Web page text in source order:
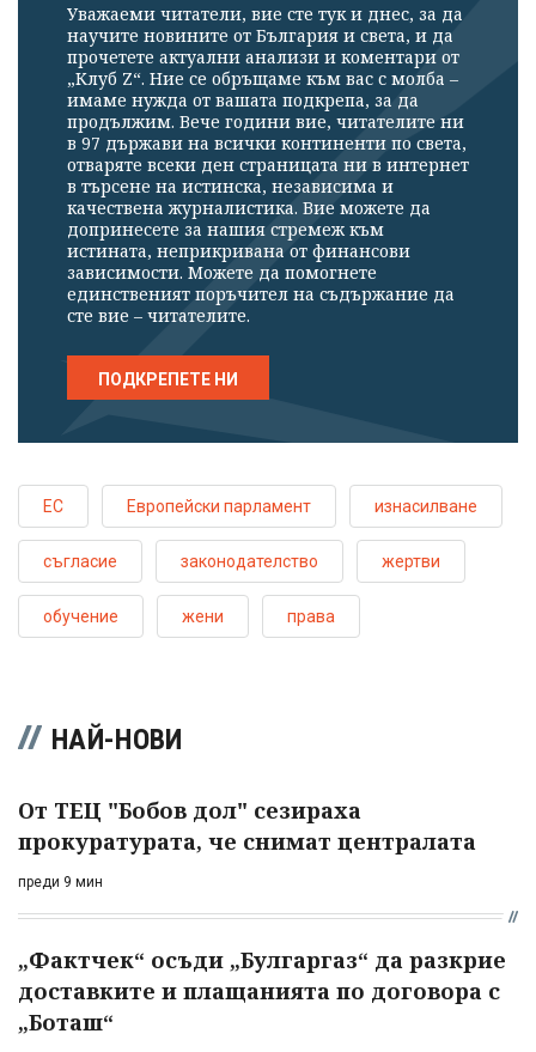
Уважаеми читатели, вие сте тук и днес, за да
научите новините от България и света, и да
прочетете актуални анализи и коментари от
„Клуб Z“. Ние се обръщаме към вас с молба –
имаме нужда от вашата подкрепа, за да
продължим. Вече години вие, читателите ни
в 97 държави на всички континенти по света,
отваряте всеки ден страницата ни в интернет
в търсене на истинска, независима и
качествена журналистика. Вие можете да
допринесете за нашия стремеж към
истината, неприкривана от финансови
зависимости. Можете да помогнете
единственият поръчител на съдържание да
сте вие – читателите.
ПОДКРЕПЕТЕ НИ
ЕС Европейски парламент изнасилване
съгласие законодателство жертви
обучение жени права
НАЙ-НОВИ
От ТЕЦ "Бобов дол" сезираха
прокуратурата, че снимат централата
преди 9 мин
„Фактчек“ осъди „Булгаргаз“ да разкрие
доставките и плащанията по договора с
„Боташ“